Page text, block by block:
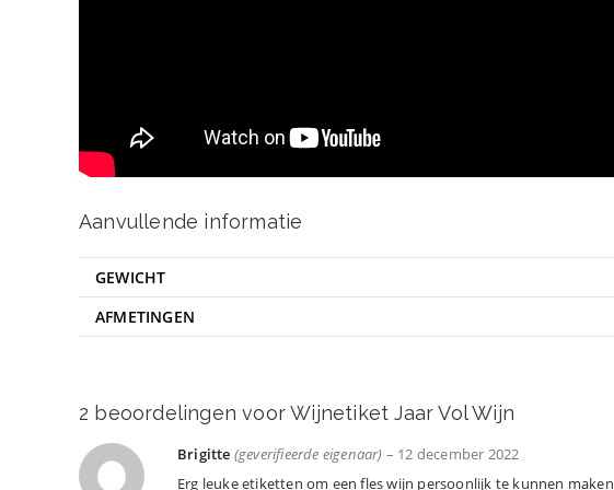
Aanvullende informatie
GEWICHT
AFMETINGEN
2 beoordelingen voorWijnetiket Jaar Vol Wijn
Brigitte (geverifieerde eigenaar) – 12 december 2022
Erg leuke etiketten om een fles wijn persoonlijk te kunnen maken